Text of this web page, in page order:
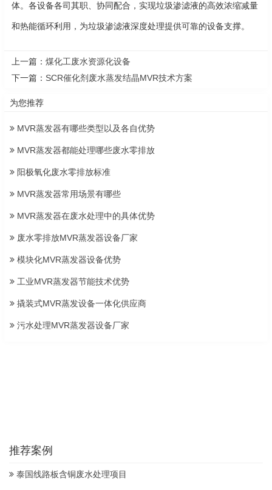
体。各设备各司其职、协同配合，实现垃圾渗滤液的高效浓缩减量
和热能循环利用，为垃圾渗滤液深度处理提供可靠的设备支撑。
上一篇： 煤化工废水资源化设备
下一篇： SCR催化剂废水蒸发结晶MVR技术方案
为您推荐
MVR蒸发器有哪些类型以及各自优势
MVR蒸发器都能处理哪些废水零排放
阳极氧化废水零排放标准
MVR蒸发器常用场景有哪些
MVR蒸发器在废水处理中的具体优势
废水零排放MVR蒸发器设备厂家
模块化MVR蒸发器设备优势
工业MVR蒸发器节能技术优势
撬装式MVR蒸发设备一体化供应商
污水处理MVR蒸发器设备厂家
推荐案例
泰国线路板含铜废水处理项目